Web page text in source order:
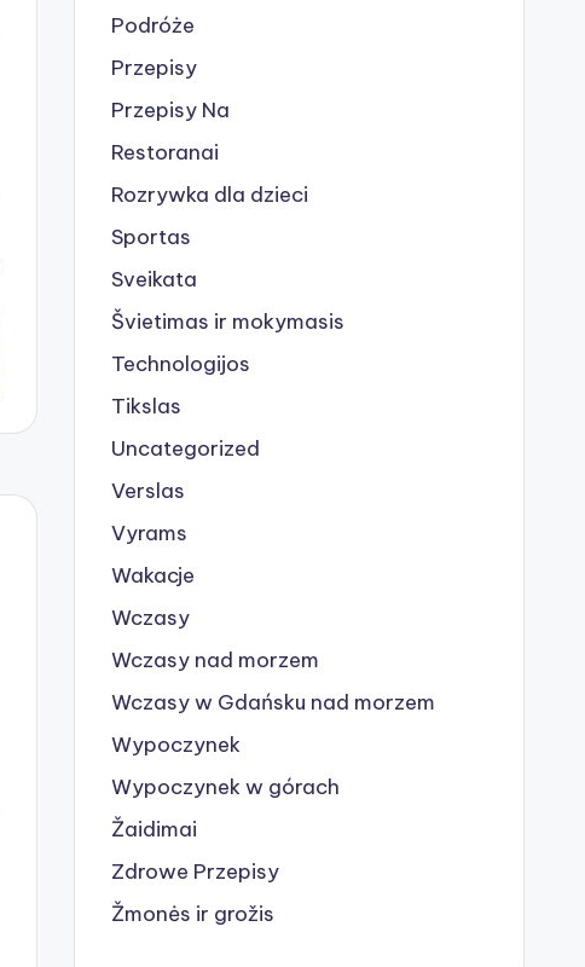
Podróże
Przepisy
Przepisy Na
Restoranai
Rozrywka dla dzieci
Sportas
Sveikata
Švietimas ir mokymasis
Technologijos
Tikslas
Uncategorized
Verslas
Vyrams
Wakacje
Wczasy
Wczasy nad morzem
Wczasy w Gdańsku nad morzem
Wypoczynek
Wypoczynek w górach
Žaidimai
Zdrowe Przepisy
Žmonės ir grožis